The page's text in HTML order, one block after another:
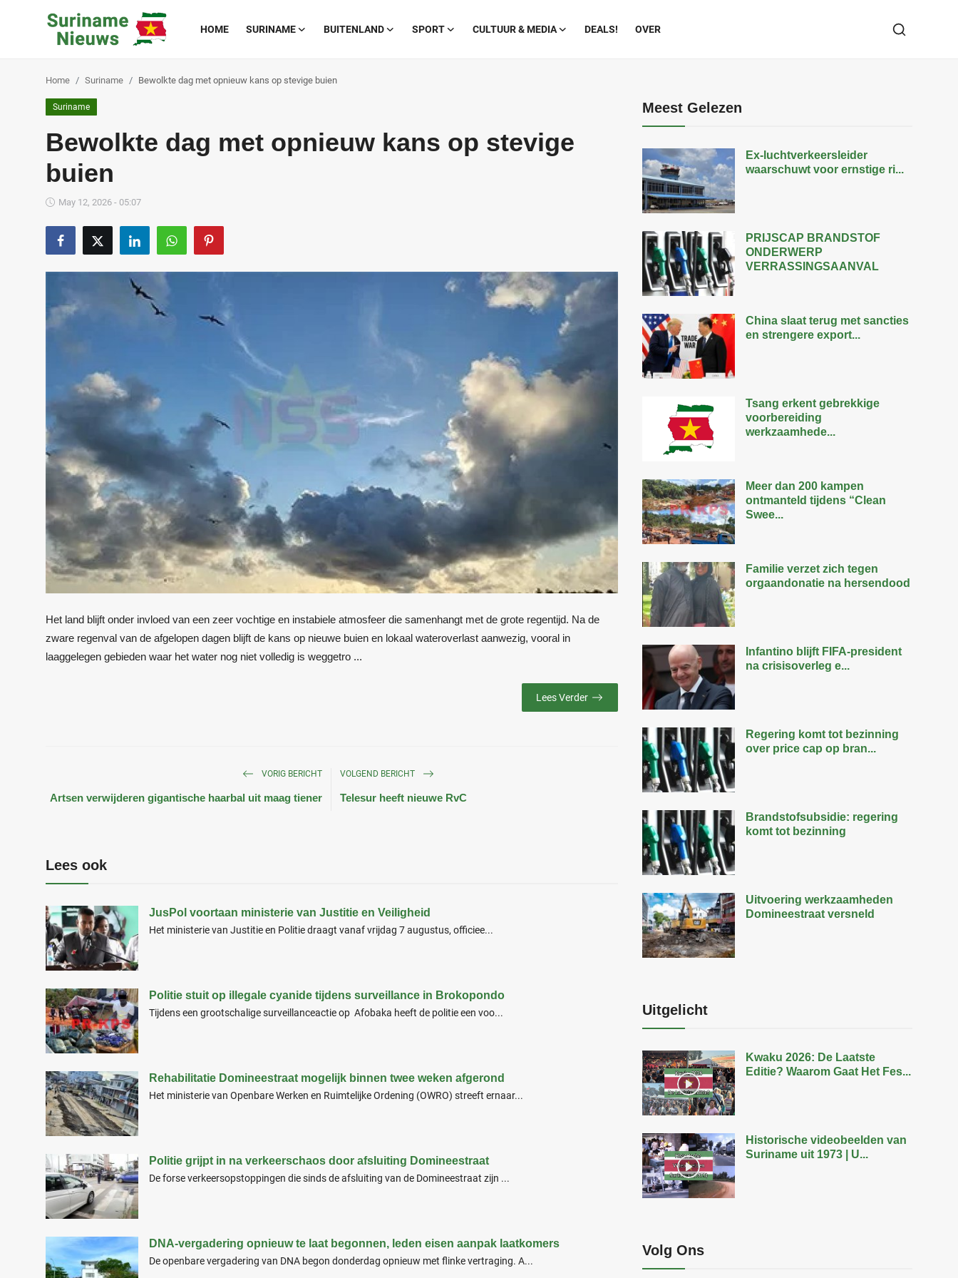
HOME SURINAME BUITENLAND SPORT CULTUUR & MEDIA DEALS! OVER
Buitenland
Home Suriname Bewolkte dag met opnieuw kans op stevige buien
Suriname
Bewolkte dag met opnieuw kans op stevige
buien
May 12, 2026 - 05:07
Het land blijft onder invloed van een zeer vochtige en instabiele atmosfeer die samenhangt met de grote regentijd. Na de
zware regenval van de afgelopen dagen blijft de kans op nieuwe buien en lokaal wateroverlast aanwezig, vooral in
laaggelegen gebieden waar het water nog niet volledig is weggetro ...
Lees Verder
VORIG BERICHT
Artsen verwijderen gigantische haarbal uit maag tiener
VOLGEND BERICHT
Telesur heeft nieuwe RvC
Lees ook
JusPol voortaan ministerie van Justitie en Veiligheid
Het ministerie van Justitie en Politie draagt vanaf vrijdag 7 augustus, officiee...
Politie stuit op illegale cyanide tijdens surveillance in Brokopondo
Tijdens een grootschalige surveillanceactie op Afobaka heeft de politie een voo...
Rehabilitatie Domineestraat mogelijk binnen twee weken afgerond
Het ministerie van Openbare Werken en Ruimtelijke Ordening (OWRO) streeft ernaar...
Politie grijpt in na verkeerschaos door afsluiting Domineestraat
De forse verkeersopstoppingen die sinds de afsluiting van de Domineestraat zijn ...
DNA-vergadering opnieuw te laat begonnen, leden eisen aanpak laatkomers
De openbare vergadering van DNA begon donderdag opnieuw met flinke vertraging. A...
Meest Gelezen
Ex-luchtverkeersleider
waarschuwt voor ernstige ri...
PRIJSCAP BRANDSTOF
ONDERWERP
VERRASSINGSAANVAL
China slaat terug met sancties
en strengere export...
Tsang erkent gebrekkige
voorbereiding
werkzaamhede...
Meer dan 200 kampen
ontmanteld tijdens “Clean
Swee...
Familie verzet zich tegen
orgaandonatie na hersendood
Infantino blijft FIFA-president
na crisisoverleg e...
Regering komt tot bezinning
over price cap op bran...
Brandstofsubsidie: regering
komt tot bezinning
Uitvoering werkzaamheden
Domineestraat versneld
Uitgelicht
Kwaku 2026: De Laatste
Editie? Waarom Gaat Het Fes...
Historische videobeelden van
Suriname uit 1973 | U...
Volg Ons